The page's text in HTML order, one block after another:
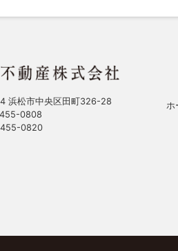
浜松市中央区田町326-28
0808
0820
ホ